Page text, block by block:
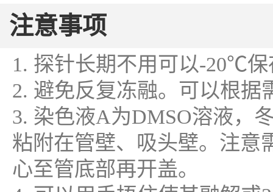
注意事项
1. 探针长期不用可以-20℃保
2. 避免反复冻融。可以根据
3. 染色液A为DMSO溶液，
粘附在管壁、吸头壁。注意
心至管底部再开盖。